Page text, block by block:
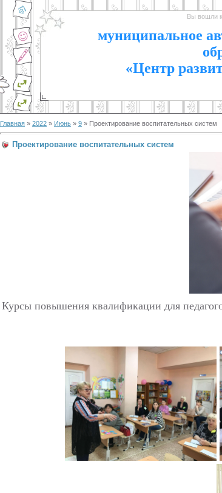
Вы вошли
муниципальное
«Центр
Главная » 2022 » Июнь » 9 » Проектирование воспитательных систем
Проектирование воспитательных систем
Курсы повышения квалификации для